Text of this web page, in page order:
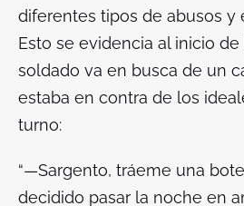
diferentes tipos de abusos y
Esto se evidencia al inicio
soldado va en busca de un
estaba en contra de los
turno:
“—Sargento, tráeme una
decidido pasar la noche en